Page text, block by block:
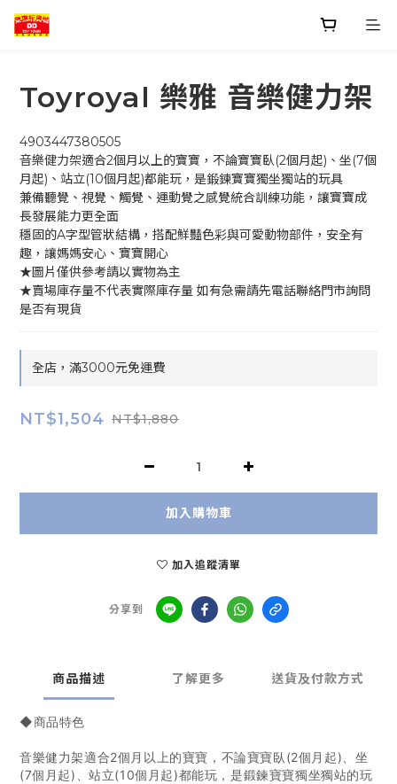
Toyroyal 樂雅 音樂健力架
4903447380505
音樂健力架適合2個月以上的寶寶，不論寶寶臥(2個月起)、坐(7個
月起)、站立(10個月起)都能玩，是鍛鍊寶寶獨坐獨站的玩具
兼備聽覺、視覺、觸覺、運動覺之感覺統合訓練功能，讓寶寶成
長發展能力更全面
穩固的A字型管狀結構，搭配鮮豔色彩與可愛動物部件，安全有
趣，讓媽媽安心、寶寶開心
★圖片僅供參考請以實物為主
★賣場庫存量不代表實際庫存量 如有急需請先電話聯絡門市詢問
是否有現貨
全店，滿3000元免運費
NT$1,504 NT$1,880
加入購物車
加入追蹤清單
分享到
商品描述 了解更多 送貨及付款方式
◆商品特色
音樂健力架適合2個月以上的寶寶，不論寶寶臥(2個月起)、坐
(7個月起)、站立(10個月起)都能玩，是鍛鍊寶寶獨坐獨站的玩